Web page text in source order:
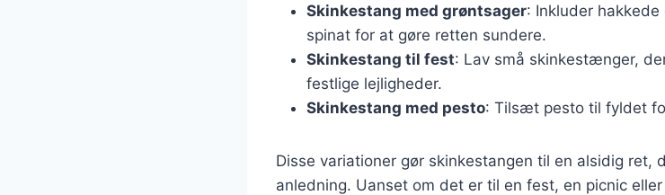
Skinkestang med grøntsager: Inkluder
spinat for at gøre retten sundere.
Skinkestang til fest: Lav små skinkestænger,
festlige lejligheder.
Skinkestang med pesto: Tilsæt pesto til fyldet
Disse variationer gør skinkestangen til en alsidig ret,
anledning. Uanset om det er til en fest, en picnic